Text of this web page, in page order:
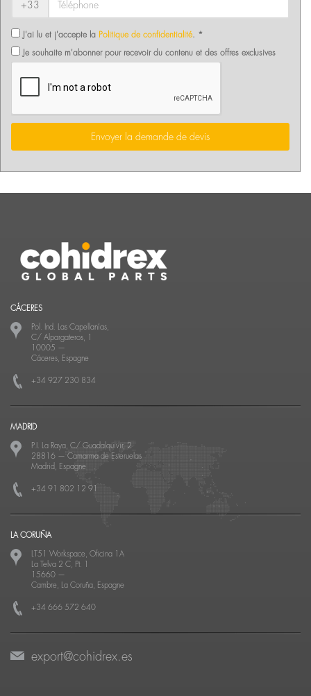
+33
J'ai lu et j'accepte la Politique de confidentialité. *
Je souhaite m'abonner pour recevoir du contenu et des offres exclusives
Envoyer la demande de devis
CÁCERES
Pol. Ind. Las Capellanías,
C/ Alpargateros, 1
10005 —
Cáceres, Espagne
+34 927 230 834
MADRID
P.I. La Raya, C/ Guadalquivir, 2
28816 — Camarma de Esteruelas
Madrid, Espagne
+34 91 802 12 91
LA CORUÑA
LT51 Workspace, Oficina 1A
La Telva 2 C, Pt. 1
15660 —
Cambre, La Coruña, Espagne
+34 666 572 640
export@cohidrex.es